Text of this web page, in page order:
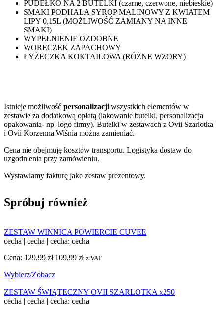
PUDEŁKO NA 2 BUTELKI (czarne, czerwone, niebieskie)
SMAKI PODHALA SYROP MALINOWY Z KWIATEM
LIPY 0,15L (MOŻLIWOŚĆ ZAMIANY NA INNE
SMAKI)
WYPEŁNIENIE OZDOBNE
WORECZEK ZAPACHOWY
ŁYŻECZKA KOKTAILOWA (RÓŻNE WZORY)
Istnieje możliwość personalizacji wszystkich elementów w
zestawie za dodatkową opłatą (lakowanie butelki, personalizacja
opakowania- np. logo firmy). Butelki w zestawach z Ovii Szarlotka
i Ovii Korzenna Wiśnia można zamieniać.
Cena nie obejmuję kosztów transportu. Logistyka dostaw do
uzgodnienia przy zamówieniu.
Wystawiamy fakturę jako zestaw prezentowy.
Spróbuj również
ZESTAW WINNICA POWIERCIE CUVEE
cecha | cecha | cecha: cecha
Cena: 129,99zł Pierwotna
109,99 złAktualna
z VAT
Wybierz/Zobacz
ZESTAW ŚWIĄTECZNY OVII SZARLOTKA x250
cecha | cecha | cecha: cecha